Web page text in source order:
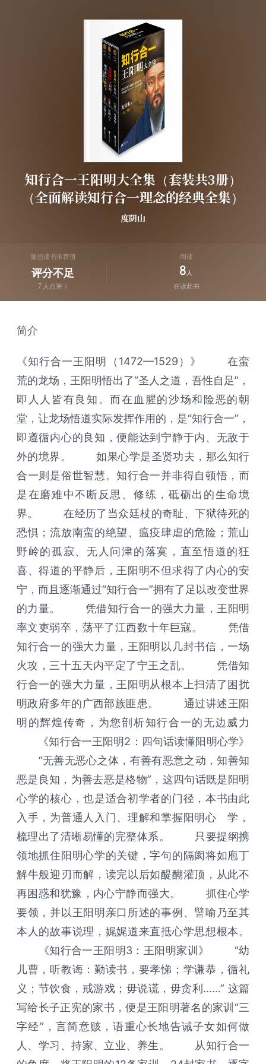
知行合一王阳明大全集（套装共3册）
（全面解读知行合一理念的经典全集）
度阴山
微信读书推荐值
评分不足
7 人点评
阅读
8 人
在读此书
简介
《知行合一王阳明（1472—1529）》 在蛮
荒的龙场，王阳明悟出了“圣人之道，吾性自足”，
即人人皆有良知。而在血腥的沙场和险恶的朝
堂，让龙场悟道实际发挥作用的，是“知行合一”，
即遵循内心的良知，便能达到宁静于内、无敌于
外的境界。 如果心学是圣贤功夫，那么知行
合一则是俗世智慧。知行合一并非得自顿悟，而
是在磨难中不断反思、修练，砥砺出的生命境
界。 在经历了当众廷杖的奇耻、下狱待死的
恐惧；流放南蛮的绝望、瘟疫肆虐的危险；荒山
野岭的孤寂、无人问津的落寞，直至悟道的狂
喜、得道的平静后，王阳明不但求得了内心的安
宁，而且逐渐通过“知行合一”拥有了足以改变世界
的力量。 凭借知行合一的强大力量，王阳明
率文吏弱卒，荡平了江西数十年巨寇。 凭借
知行合一的强大力量，王阳明以几封书信，一场
火攻，三十五天内平定了宁王之乱。 凭借知
行合一的强大力量，王阳明从根本上扫清了困扰
明政府多年的广西部族匪患。 通过讲述王阳
明的辉煌传奇，为您剖析知行合一的无边威力
《知行合一王阳明2：四句话读懂阳明心学》
“无善无恶心之体，有善有恶意之动，知善知
恶是良知，为善去恶是格物”，这四句话既是阳明
心学的核心，也是适合初学者的门径，本书由此
入手，为普通人入门、理解和掌握阳明心 学，
梳理出了清晰易懂的完整体系。 只要提纲携
领地抓住阳明心学的关键，字句的隔阂将如庖丁
解牛般迎刃而解，读完以后如醍醐灌顶，从此不
再困惑和犹豫，内心宁静而强大。 抓住心学
要领，并以王阳明亲口所述的事例、譬喻乃至其
本人的故事说理，娓娓道来直抵心学思想根本。
《知行合一王阳明3：王阳明家训》 “幼
儿曹，听教诲：勤读书，要孝悌；学谦恭，循礼
义；节饮食，戒游戏；毋说谎，毋贪利……” 这篇
写给长子正宪的家书，便是王阳明著名的家训“三
字经”，言简意赅，语重心长地告诫子女如何做
人、学习、持家、立业、养生。 从知行合一